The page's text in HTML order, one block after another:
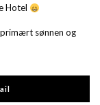
Hotel
sønnen og